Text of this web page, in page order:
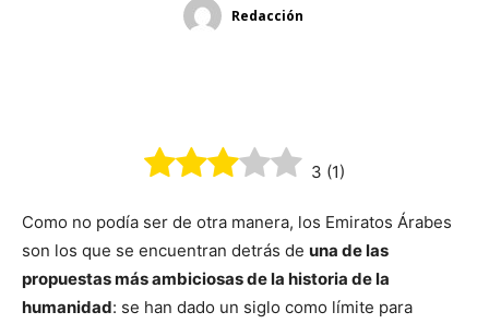
Redacción
3 (1)
Como no podía ser de otra manera, los Emiratos Árabes
son los que se encuentran detrás de una de las
propuestas más ambiciosas de la historia de la
humanidad: se han dado un siglo como límite para